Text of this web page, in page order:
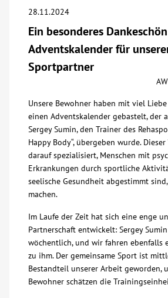
Beratung & Hilfe
Begegnung
Bildung
Über uns
Veranstaltungen
Mitmachen
Karriere
28.11.2024
Ein besonderes
Adventskalender für
Sportpartner
Unsere Bewohner haben mit viel
einen Adventskalender gebastelt, der
Sergey Sumin, den Trainer des
Happy Body“, übergeben wurde.
darauf spezialisiert, Menschen mit
Erkrankungen durch sportliche
seelische Gesundheit abgestimmt
machen.
Im Laufe der Zeit hat sich eine enge
Partnerschaft entwickelt: Sergey
wöchentlich, und wir fahren ebenfalls
zu ihm. Der gemeinsame Sport ist
Bestandteil unserer Arbeit geworden,
Bewohner schätzen die